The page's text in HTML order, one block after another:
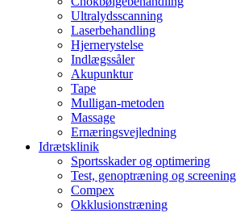
Ultralydsscanning
Laserbehandling
Hjernerystelse
Indlægssåler
Akupunktur
Tape
Mulligan-metoden
Massage
Ernæringsvejledning
Idrætsklinik
Sportsskader og optimering
Test, genoptræning og screening
Compex
Okklusionstræning